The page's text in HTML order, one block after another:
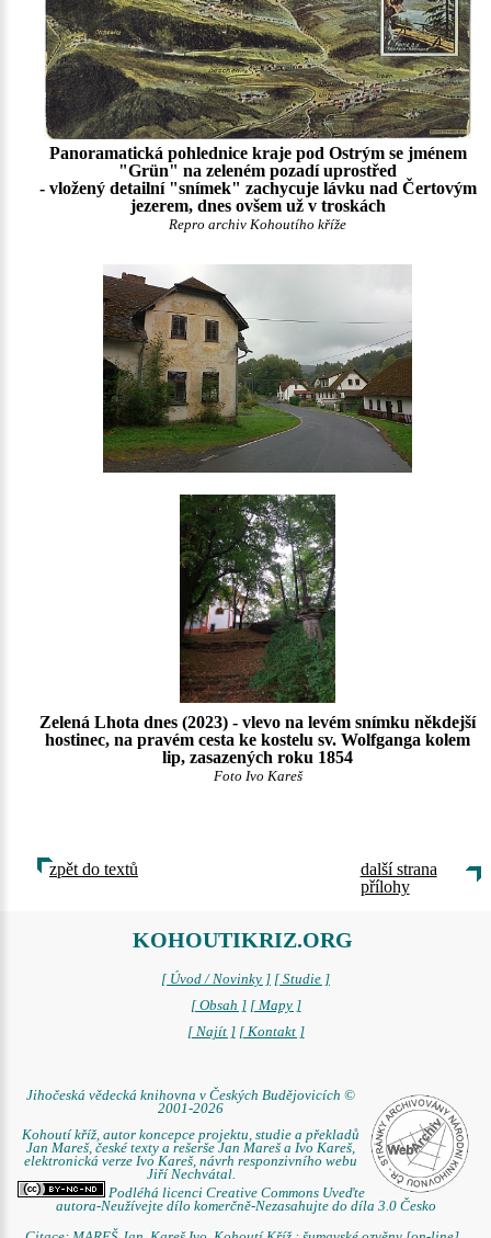
Panoramatická pohlednice kraje pod Ostrým se jménem
"Grün" na zeleném pozadí uprostřed
- vložený detailní "snímek" zachycuje lávku nad Čertovým
jezerem, dnes ovšem už v troskách
Repro archiv Kohoutího kříže
Zelená Lhota dnes (2023) - vlevo na levém snímku někdejší
hostinec, na pravém cesta ke kostelu sv. Wolfganga kolem
lip, zasazených roku 1854
Foto Ivo Kareš
zpět do textů
další strana
přílohy
KOHOUTIKRIZ.ORG
[ Úvod / Novinky ] [ Studie ]
[ Obsah ] [ Mapy ]
[ Najít ] [ Kontakt ]
Jihočeská vědecká knihovna v Českých Budějovicích ©
2001-2026
Kohoutí kříž, autor koncepce projektu, studie a překladů
Jan Mareš, české texty a rešerše Jan Mareš a Ivo Kareš,
elektronická verze Ivo Kareš, návrh responzivního webu
Jiří Nechvátal.
Podléhá licenci Creative Commons Uveďte
autora-Neužívejte dílo komerčně-Nezasahujte do díla 3.0 Česko